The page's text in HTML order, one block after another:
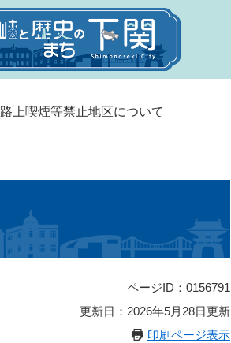
路上喫煙等禁止地区について
ページID：0156791
更新日：2026年5月28日更新
印刷ページ表示